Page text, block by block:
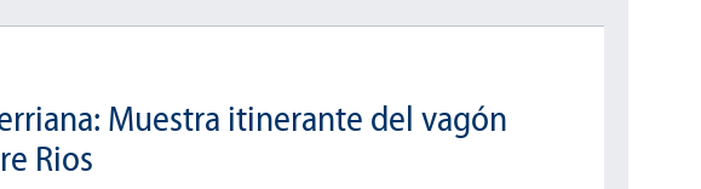
Muestra itinerante del vagón
Rios